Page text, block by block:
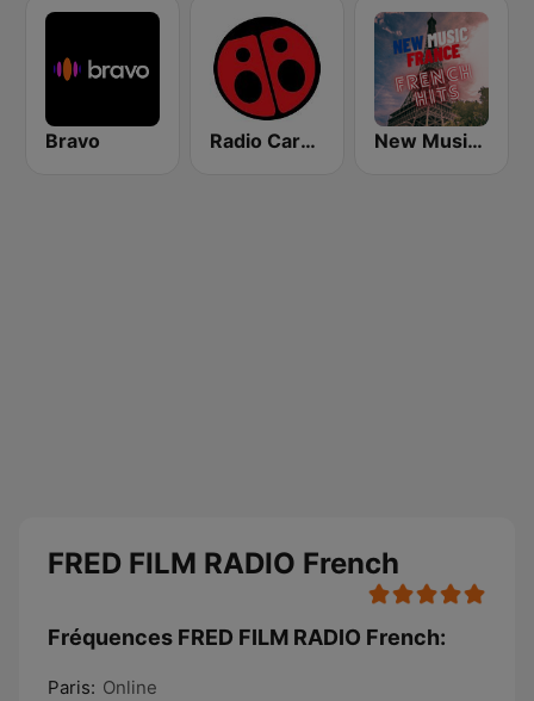
Bravo Radio Carolina New Music France French Hits
FRED FILM RADIO French
Fréquences FRED FILM RADIO French:
Paris: Online